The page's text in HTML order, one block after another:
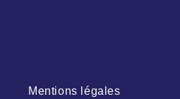
Mentions légales